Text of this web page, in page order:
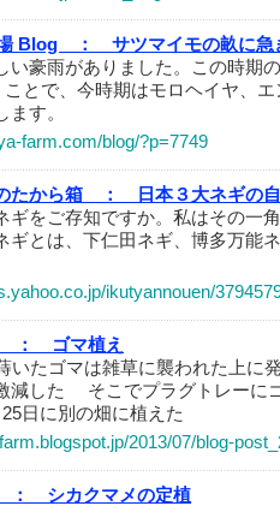
Blog ：
サツマイモの畝に
い豪雨がありました。この時期
とで、今時期はモロヘイヤ、
ます。
farm.com/blog/?p=7749
たから箱 ：
日本３大ネギの
ギをご存知ですか。私はその一
ギとは、下仁田ネギ、博多万能
ikutyannouen/
：
ゴマ植え
いたゴマは雑草に襲われた上に
減した そこでプラグトレーに
日に別の畑に植えた
2013/07/blog-
シカクマメの定植